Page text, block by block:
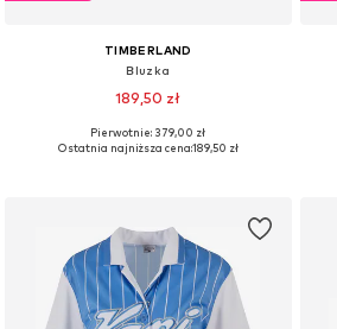
TIMBERLAND
Bluzka
189,50 zł
Dostępne rozmiary: S, M, L
Pierwotnie: 379,00 zł
Ostatnia najniższa cena:189,50 zł